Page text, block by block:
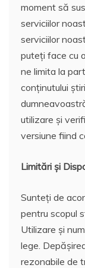
moment să
serviciilor
serviciilor
puteți face cu
ne limita la
conținutului
utilizare și
versiune fiind
Limitări și
Sunteți de
pentru scopul
Utilizare și
lege.
rezonabile de